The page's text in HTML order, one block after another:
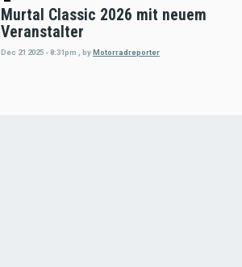
Murtal Classic 2026 mit neuem
Veranstalter
Dec 21 2025 - 8:31pm byMotorradreporter